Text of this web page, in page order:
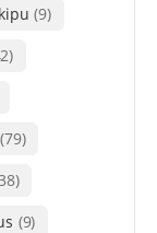
(9)
(79)
(9)